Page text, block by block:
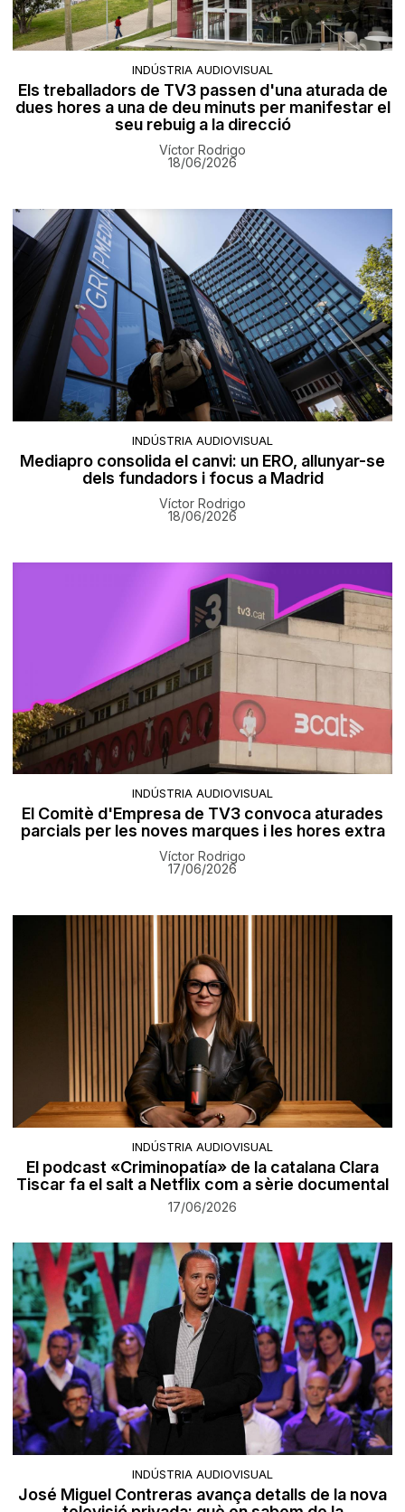
INDÚSTRIA AUDIOVISUAL
Els treballadors de TV3 passen d'una aturada de
dues hores a una de deu minuts per manifestar el
seu rebuig a la direcció
Víctor Rodrigo
18/06/2026
INDÚSTRIA AUDIOVISUAL
Mediapro consolida el canvi: un ERO, allunyar-se
dels fundadors i focus a Madrid
Víctor Rodrigo
18/06/2026
INDÚSTRIA AUDIOVISUAL
El Comitè d'Empresa de TV3 convoca aturades
parcials per les noves marques i les hores extra
Víctor Rodrigo
17/06/2026
INDÚSTRIA AUDIOVISUAL
El podcast «Criminopatía» de la catalana Clara
Tiscar fa el salt a Netflix com a sèrie documental
17/06/2026
INDÚSTRIA AUDIOVISUAL
José Miguel Contreras avança detalls de la nova